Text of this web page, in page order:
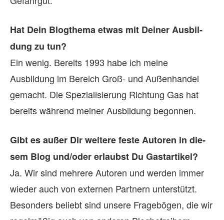
Hat Dein Blog­thema et­was mit Dei­ner Aus­bil­
dung zu tun?
Ein wenig. Bereits 1993 habe ich meine
Ausbildung im Bereich Groß- und Außenhandel
gemacht. Die Spezialisierung Richtung Gas hat
bereits während meiner Ausbildung begonnen.
Gibt es au­ßer Dir wei­tere feste Au­to­ren in die­
sem Blog und/oder er­laubst Du Gast­ar­ti­kel?
Ja. Wir sind mehrere Autoren und werden immer
wieder auch von externen Partnern unterstützt.
Besonders beliebt sind unsere Fragebögen, die wir